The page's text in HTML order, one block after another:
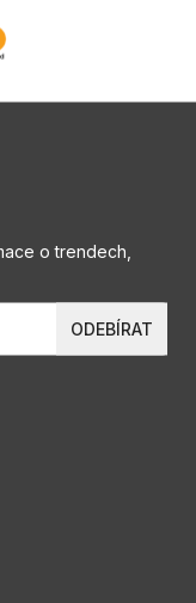
o trendech,
ODEBÍRAT